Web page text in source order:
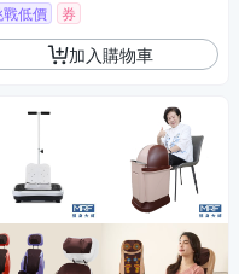
戰低價
券
加入購物車